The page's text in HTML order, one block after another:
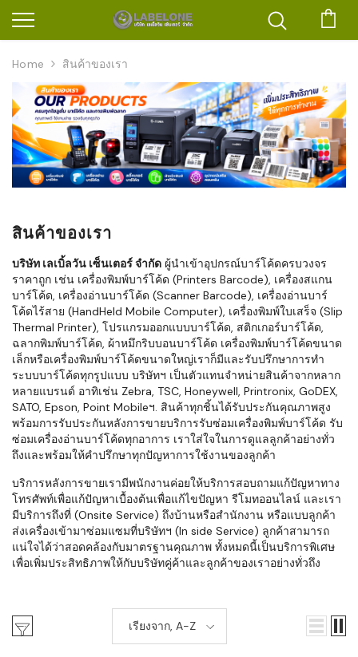
Home สินค้าของเรา
สินค้าของเรา
บริษัท เลเบิ้ลวัน เซ็นเตอร์ จำกัด ผู้นำเข้าอุปกรณ์บาร์โค้ดครบวงจร
ราคาถูก เช่น เครื่องพิมพ์บาร์โค้ด (Printers Barcode), เครื่องสแกน
บาร์โค้ด, เครื่องอ่านบาร์โค้ด (Scanner Barcode), เครื่องอ่านบาร์
โค้ดไร้สาย (HandHeld Mobile Computer), เครื่องพิมพ์ใบเสร็จ (Slip
Thermal Printer), โปรแกรมออกแบบบาร์โค้ด, สติกเกอร์บาร์โค้ด,
ฉลากพิมพ์บาร์โค้ด, ผ้าหมึกริบบอนบาร์โค้ด เครื่องพิมพ์บาร์โค้ดขนาด
เล็กหรือเครื่องพิมพ์บาร์โค้ดขนาดใหญ่เราก็มีและรับปรึกษาการทำ
ระบบบาร์โค้ดทุกรูปแบบ บริษัทฯ เป็นตัวแทนจำหน่ายสินค้าจากหลาก
หลายแบรนด์ อาทิเช่น Zebra, TSC, Honeywell, Printronix, GoDEX,
SATO, Epson, Point Mobileฯ. สินค้าทุกชิ้นได้รับประกันคุณภาพสูง
พร้อมการรับประกันหลังการขายบริการรับซ่อมเครื่องพิมพ์บาร์โค้ด รับ
ซ่อมเครื่องอ่านบาร์โค้ดทุกอาการ เราใส่ใจในการดูแลลูกค้าอย่างทั่ว
ถึงและพร้อมให้คำปรึกษาทุกปัญหาการใช้งานของลูกค้า
บริการหลังการขายเรามีพนักงานค่อยให้บริการสอบถามแก้ปัญหาทาง
โทรศัพท์เพื่อแก้ปัญหาเบื้องต้นเพื่อแก้ไขปัญหา รีโมทออนไลน์ และเรา
มีบริการถึงที่ (Onsite Service) ถึงบ้านหรือสำนักงาน หรือแบบลูกค้า
ส่งเครื่องเข้ามาซ่อมแซมที่บริษัทฯ (In side Service) ลูกค้าสามารถ
แน่ใจได้ว่าสอดคล้องกับมาตรฐานคุณภาพ ทั้งหมดนี้เป็นบริการพิเศษ
เพื่อเพิ่มประสิทธิภาพให้กับบริษัทคู่ค้าและลูกค้าของเราอย่างทั่วถึง
เรียงจาก, A-Z